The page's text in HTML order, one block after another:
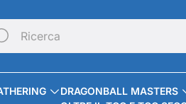
Ricerca
DRAGONBALL MASTERS